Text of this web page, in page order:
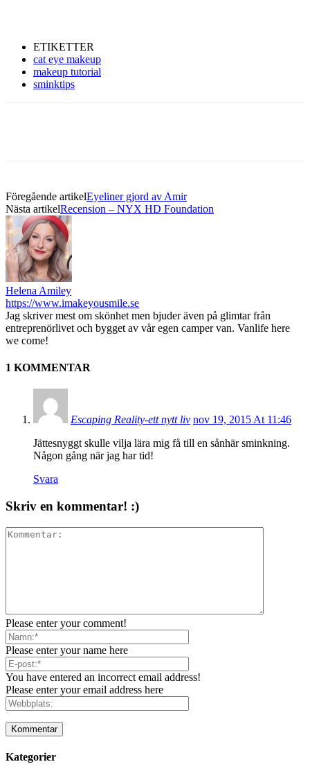
ETIKETTER
cat eye makeup
makeup tutorial
sminktips
Föregående artikelEyeliner gjord av Amir
Nästa artikelRecension – NYX HD Foundation
Helena Amiley
https://www.imakeyousmile.se
Jag skriver mest om skönhet men bjuder även på glimtar från
entreprenörlivet och bygget av vår egen camper van. Vanlife here
we come!
1 KOMMENTAR
Escaping Reality-ett nytt liv nov 19, 2015 At 11:46
Jättesnyggt skulle vilja lära mig få till en sånhär sminkning.
Någon gång när jag har tid!
Svara
Skriv en kommentar! :)
Please enter your comment!
Please enter your name here
You have entered an incorrect email address!
Please enter your email address here
Kategorier